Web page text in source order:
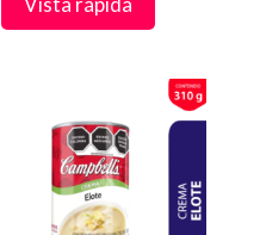
desde
hasta
$960.00